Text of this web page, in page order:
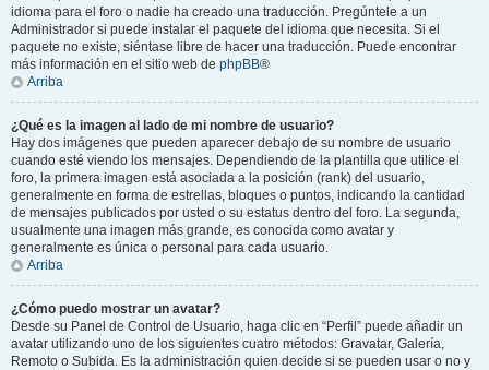
idioma para el foro o nadie ha creado una traducción. Pregúntele a un
Administrador si puede instalar el paquete del idioma que necesita. Si el
paquete no existe, siéntase libre de hacer una traducción. Puede encontrar
más información en el sitio web de phpBB®
Arriba
¿Qué es la imagen al lado de mi nombre de usuario?
Hay dos imágenes que pueden aparecer debajo de su nombre de usuario
cuando esté viendo los mensajes. Dependiendo de la plantilla que utilice el
foro, la primera imagen está asociada a la posición (rank) del usuario,
generalmente en forma de estrellas, bloques o puntos, indicando la cantidad
de mensajes publicados por usted o su estatus dentro del foro. La segunda,
usualmente una imagen más grande, es conocida como avatar y
generalmente es única o personal para cada usuario.
Arriba
¿Cómo puedo mostrar un avatar?
Desde su Panel de Control de Usuario, haga clic en “Perfil” puede añadir un
avatar utilizando uno de los siguientes cuatro métodos: Gravatar, Galería,
Remoto o Subida. Es la administración quien decide si se pueden usar o no y